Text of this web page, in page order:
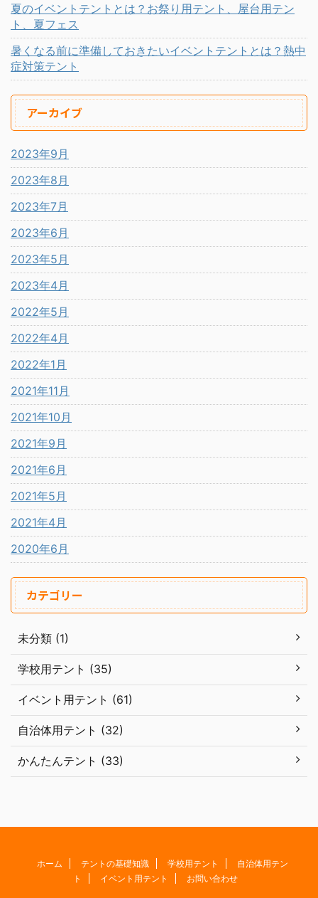
夏のイベントテントとは？お祭り用テント、屋台用テン
ト、夏フェス
暑くなる前に準備しておきたいイベントテントとは？熱中
症対策テント
アーカイブ
2023年9月
2023年8月
2023年7月
2023年6月
2023年5月
2023年4月
2022年5月
2022年4月
2022年1月
2021年11月
2021年10月
2021年9月
2021年6月
2021年5月
2021年4月
2020年6月
カテゴリー
未分類 (1)
学校用テント (35)
イベント用テント (61)
自治体用テント (32)
かんたんテント (33)
ホーム テントの基礎知識 学校用テント
自治体用テン
ト
イベント用テント お問い合わせ